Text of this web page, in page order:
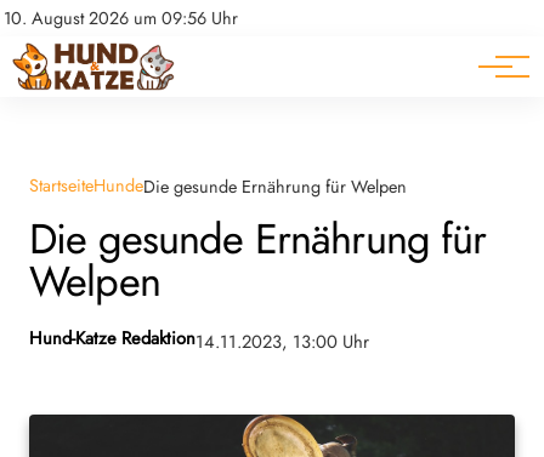
10. August 2026 um 09:56 Uhr
Datenschutz
Impressum
Pferde
Ratgeber
StartseiteHundeDie gesunde Ernährung für Welpen
Die gesunde Ernährung für
Welpen
Hund-Katze Redaktion14.11.2023, 13:00 Uhr